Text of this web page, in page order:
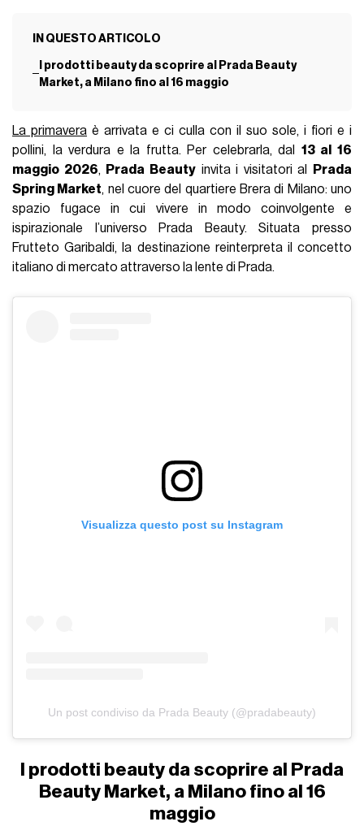
IN QUESTO ARTICOLO
I prodotti beauty da scoprire al Prada Beauty
Market, a Milano fino al 16 maggio
La primavera è arrivata e ci culla con il suo sole, i fiori e i
pollini, la verdura e la frutta. Per celebrarla, dal 13 al 16
maggio 2026, Prada Beautyinvita i visitatori al
Prada
Spring Market, nel cuore del quartiere Brera di Milano: uno
spazio fugace in cui vivere in modo coinvolgente e
ispirazionale l’universo Prada Beauty. Situata presso
Frutteto Garibaldi, la destinazione reinterpreta il concetto
italiano di mercato attraverso la lente di Prada.
Visualizza questo post su Instagram
Un post condiviso da Prada Beauty (@pradabeauty)
I prodotti beauty da scoprire al Prada
Beauty Market, a Milano fino al 16
maggio